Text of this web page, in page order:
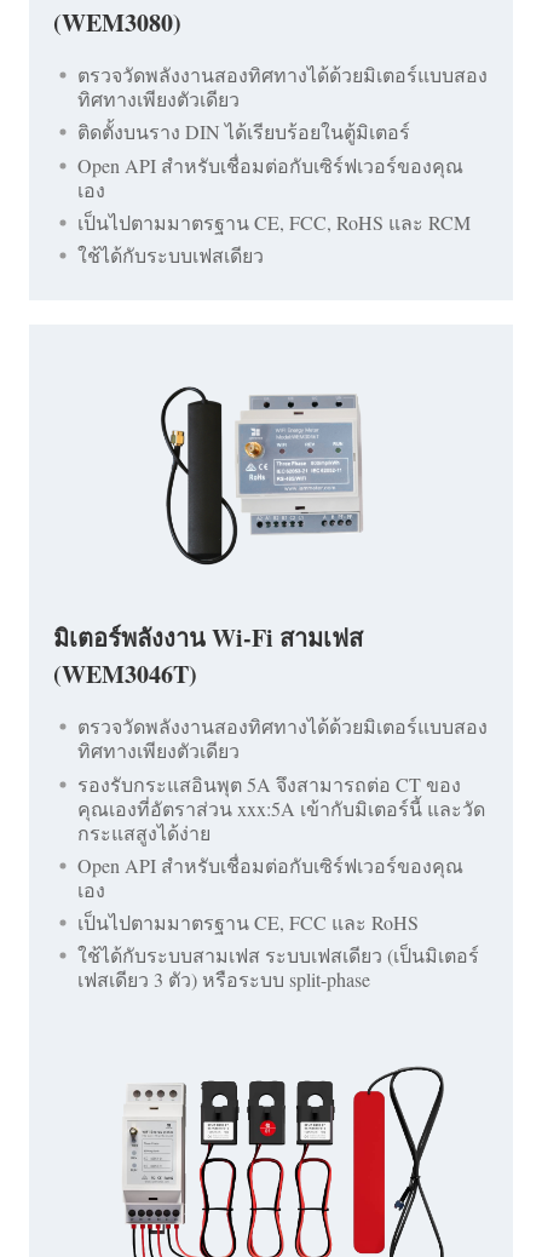
(WEM3080)
ตรวจวัดพลังงานสองทิศทางได้ด้วยมิเตอร์แบบสอง
ทิศทางเพียงตัวเดียว
ติดตั้งบนราง DIN ได้เรียบร้อยในตู้มิเตอร์
Open API สำหรับเชื่อมต่อกับเซิร์ฟเวอร์ของคุณ
เอง
เป็นไปตามมาตรฐาน CE, FCC, RoHS และ RCM
ใช้ได้กับระบบเฟสเดียว
มิเตอร์พลังงาน Wi-Fi สามเฟส
(WEM3046T)
ตรวจวัดพลังงานสองทิศทางได้ด้วยมิเตอร์แบบสอง
ทิศทางเพียงตัวเดียว
รองรับกระแสอินพุต 5A จึงสามารถต่อ CT ของ
คุณเองที่อัตราส่วน xxx:5A เข้ากับมิเตอร์นี้ และวัด
กระแสสูงได้ง่าย
Open API สำหรับเชื่อมต่อกับเซิร์ฟเวอร์ของคุณ
เอง
เป็นไปตามมาตรฐาน CE, FCC และ RoHS
ใช้ได้กับระบบสามเฟส ระบบเฟสเดียว (เป็นมิเตอร์
เฟสเดียว 3 ตัว) หรือระบบ split-phase